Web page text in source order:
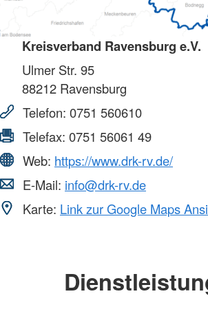
Kreisverband Ravensburg e.V.
Ulmer Str. 95
88212 Ravensburg
Telefon: 0751 560610
Telefax: 0751 56061 49
Web: https://www.drk-rv.de/
E-Mail: info@drk-rv.de
Karte: Link zur Google Maps